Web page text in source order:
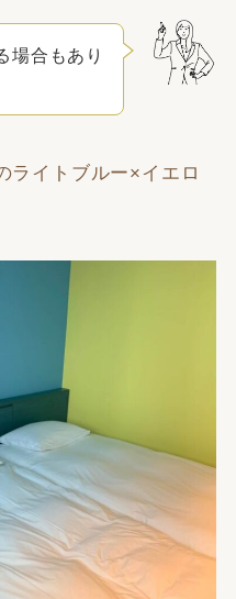
場合もあり
ライトブルー×イエロ